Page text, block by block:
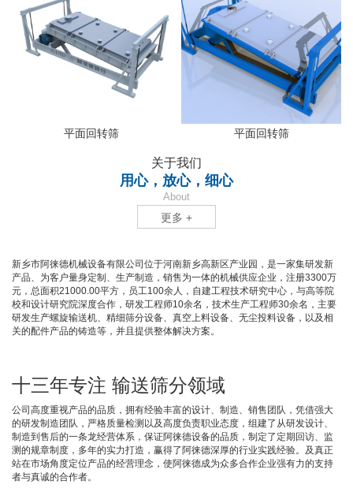
平面回转筛 平面回转筛
关于我们
用心，放心，细心
About
更多 +
新乡市阿徕德机械设备有限公司位于河南新乡高新区产业园，是一家集研发新
产品、为客户量身定制、生产制造，销售为一体的机械供应企业，注册3300万
元，总面积21000.00平方，员工100余人，自建工程技术研究中心，与高等院
校和设计研究院深度合作，研发工程师10余名，技术生产工程师30余名，主要
研发生产螺旋输送机、精细筛分设备、真空上料设备、无尘投料设备，以及相
关的配件产品的铸造等，并且提供整体解决方案。
十三年专注 输送筛分领域
公司高度重视产品的品质，拥有经验丰富的设计、制造、销售团队，凭借强大
的研发制造团队，严格质量检测以及高度负责职业态度，组建了从研发设计、
制造到售后的一条龙经营体系，保证阿徕德设备的品质，制定了定期回访、监
测的规章制度，多年的实力打造，赢得了阿徕德深厚的行业实践经验。及真正
站在市场角度定位产品的经营理念，使阿徕德成为众多合作企业强有力的支持
者与真诚的合作者。